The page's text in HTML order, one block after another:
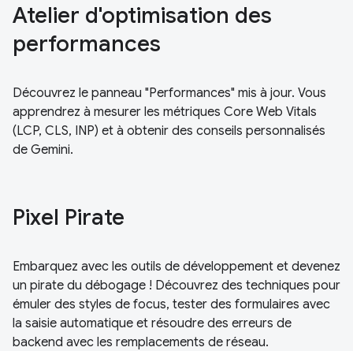
Atelier d'optimisation des
performances
Découvrez le panneau "Performances" mis à jour. Vous
apprendrez à mesurer les métriques Core Web Vitals
(LCP, CLS, INP) et à obtenir des conseils personnalisés
de Gemini.
Pixel Pirate
Embarquez avec les outils de développement et devenez
un pirate du débogage ! Découvrez des techniques pour
émuler des styles de focus, tester des formulaires avec
la saisie automatique et résoudre des erreurs de
backend avec les remplacements de réseau.